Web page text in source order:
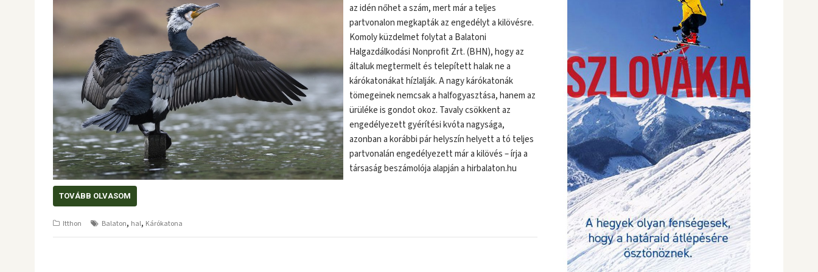
az idén nőhet a szám, mert már a teljes
partvonalon megkapták az engedélyt a kilövésre.
Komoly küzdelmet folytat a Balatoni
Halgazdálkodási Nonprofit Zrt. (BHN), hogy az
általuk megtermelt és telepített halak ne a
kárókatonákat hízlalják. A nagy kárókatonák
tömegeinek nemcsak a halfogyasztása, hanem az
ürüléke is gondot okoz. Tavaly csökkent az
engedélyezett gyérítési kvóta nagysága,
azonban a korábbi pár helyszín helyett a tó teljes
partvonalán engedélyezett már a kilövés – írja a
társaság beszámolója alapján a hirbalaton.hu
TOVÁBB OLVASOM
Itthon Balaton, hal, Kárókatona